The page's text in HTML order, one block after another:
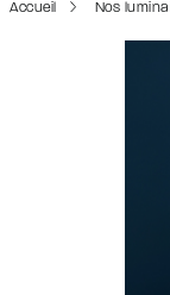
Accueil Nos